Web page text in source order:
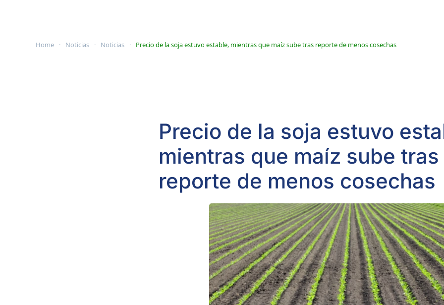
Home Noticias Noticias Precio de la soja estuvo estable, mientras que maíz sube tras reporte de menos cosechas
Precio de la soja estuvo
mientras que maíz sube tras
reporte de menos cosechas